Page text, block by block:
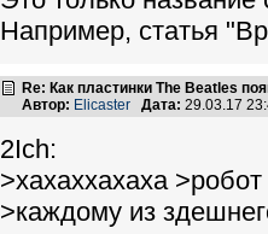
Например, статья
Re: Как пластинки The Beatles
Автор: Elicaster Дата: 29.03.17
2Ich:
>хахаххахаха
>каждому из